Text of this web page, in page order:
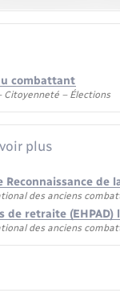
combattant
Citoyenneté – Élections
plus
Reconnaissance de
des anciens
de retraite
des anciens